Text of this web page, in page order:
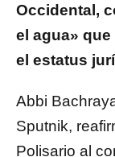
Occidental,
el agua»
el estatus
Abbi
Sputnik,
Polisario al